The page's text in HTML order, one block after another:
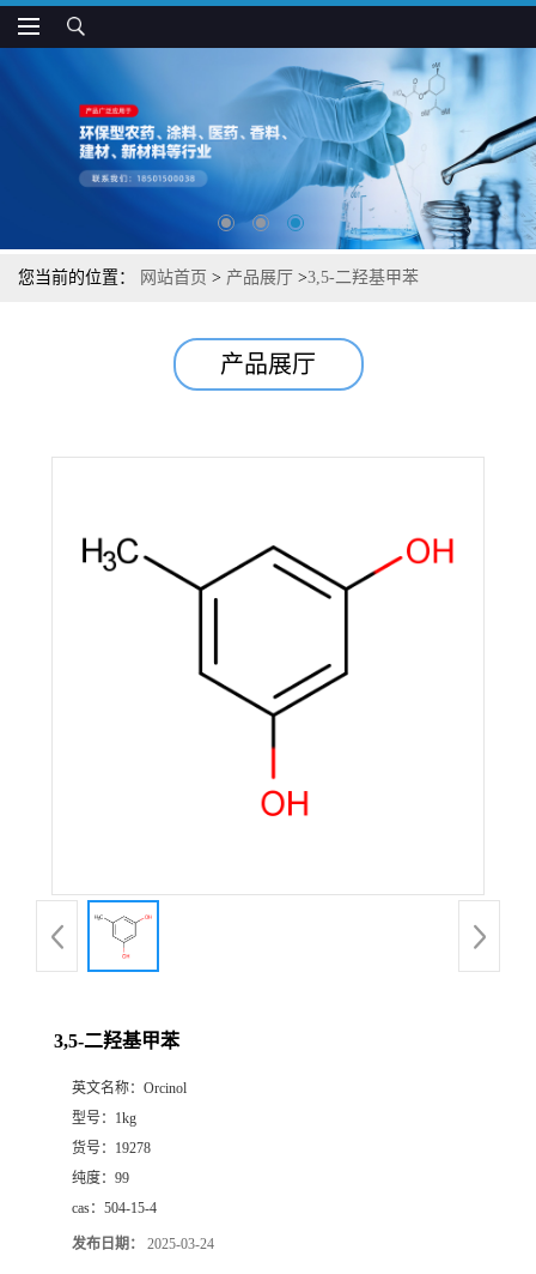
您当前的位置： 网站首页 > 产品展厅 >3,5-二羟基甲苯
产品展厅
3,5-二羟基甲苯
英文名称： Orcinol
型号： 1kg
货号： 19278
纯度： 99
cas： 504-15-4
发布日期： 2025-03-24